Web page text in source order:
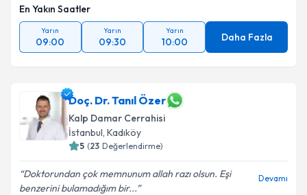
En Yakın Saatler
Yarın
09:00
Yarın
09:30
Yarın
10:00 Daha Fazla
Doç. Dr. Tanıl Özer
Kalp Damar Cerrahisi
İstanbul, Kadıköy
5 (23 Değerlendirme)
Doktorundan çok memnunum allah razı olsun. Eşi
benzerini bulamadığım bir...
Devamı